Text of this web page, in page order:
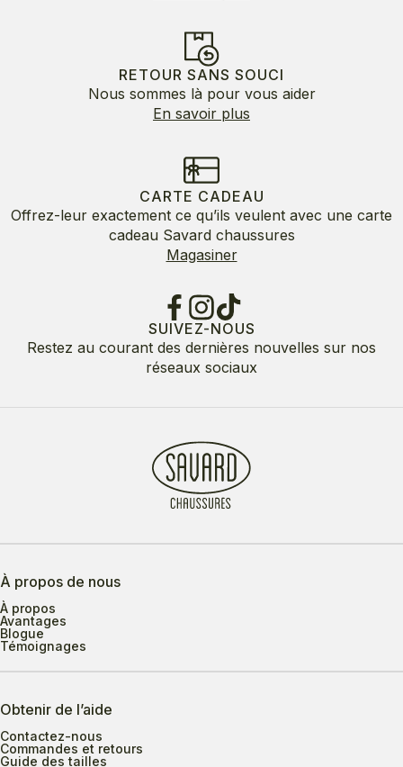
RETOUR SANS SOUCI
Nous sommes là pour vous aider
En savoir plus
CARTE CADEAU
Offrez-leur exactement ce qu’ils veulent avec une carte
cadeau Savard chaussures
Magasiner
SUIVEZ-NOUS
Restez au courant des dernières nouvelles sur nos
réseaux sociaux
À propos de nous
À propos
Avantages
Blogue
Témoignages
Obtenir de l’aide
Contactez-nous
Commandes et retours
Guide des tailles